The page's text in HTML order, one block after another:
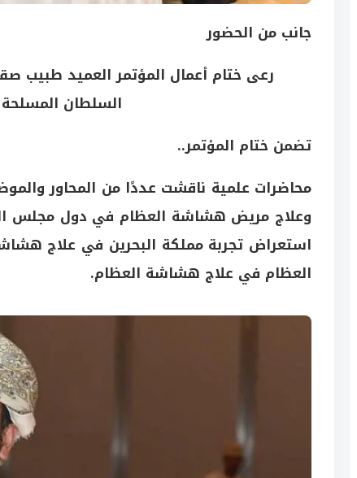
جانب من الحضور
رعى ختام أعمال المؤتمر العميد طبيب
السلطان
تضمن ختام المؤتمر..
محاضرات علمية ناقشت عددًا من المحاور
وعلاج مريض هشاشة العظام في دول مجلس
استعراض تجربة مملكة البحرين في علاج
العظام في علاج هشاشة العظام.